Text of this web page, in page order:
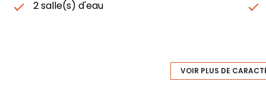
2 salle(s) d'eau
VOIR PLUS DE